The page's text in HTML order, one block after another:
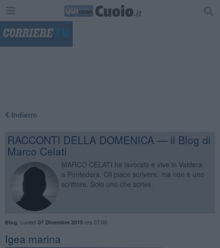
Indietro
RACCONTI DELLA DOMENICA — il Blog di
Marco Celati
MARCO CELATI ha lavorato e vive in Valdera,
a Pontedera. Gli piace scrivere, ma non è uno
scrittore. Solo uno che scrive.
Blog Lunedì 07 Dicembre 2015ore 07:00
Igea marina